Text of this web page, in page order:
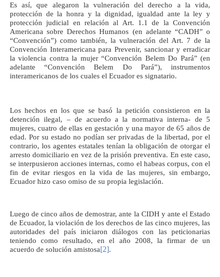
Es así, que alegaron la vulneración del derecho a la vida,
protección de la honra y la dignidad, igualdad ante la ley y
protección judicial en relación al Art. 1.1 de la Convención
Americana sobre Derechos Humanos (en adelante “CADH” o
“Convención”) como también, la vulneración del Art. 7 de la
Convención Interamericana para Prevenir, sancionar y erradicar
la violencia contra la mujer “Convención Belem Do Pará” (en
adelante “Convención Belem Do Pará”), instrumentos
interamericanos de los cuales el Ecuador es signatario.
Los hechos en los que se basó la petición consistieron en la
detención ilegal, – de acuerdo a la normativa interna- de 5
mujeres, cuatro de ellas en gestación y una mayor de 65 años de
edad. Por su estado no podían ser privadas de la libertad, por el
contrario, los agentes estatales tenían la obligación de otorgar el
arresto domiciliario en vez de la prisión preventiva. En este caso,
se interpusieron acciones internas, como el habeas corpus, con el
fin de evitar riesgos en la vida de las mujeres, sin embargo,
Ecuador hizo caso omiso de su propia legislación.
Luego de cinco años de demostrar, ante la CIDH y ante el Estado
de Ecuador, la violación de los derechos de las cinco mujeres, las
autoridades del país iniciaron diálogos con las peticionarias
teniendo como resultado, en el año 2008, la firmar de un
acuerdo de solución amistosa[2].